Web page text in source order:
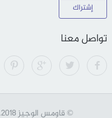
إشتراك
تواصل معنا
© قاومس الوجيز 2018. كل الحقوق محفوظة.